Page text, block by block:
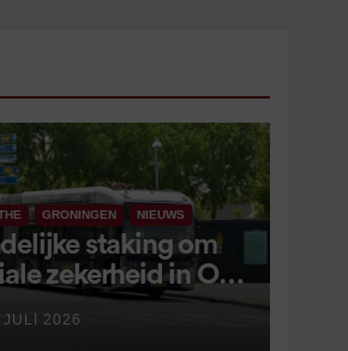
GRONINGEN NIEUWS
staking om
zekerheid in OV
voor 9
JULI 2026